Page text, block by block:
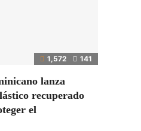
1,572 141
lanza
recuperado
el